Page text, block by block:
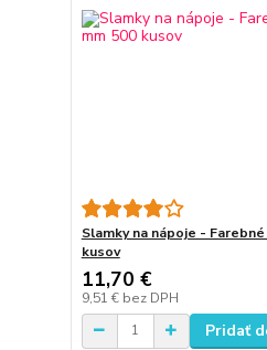
Slamky na nápoje -
kusov
11,70 €
9,51 € bez DPH
Pridať